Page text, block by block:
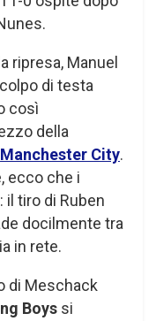
ripresa, Manuel
di testa
così
della
Manchester City.
ecco che i
tiro di Ruben
docilmente tra
in rete.
di Meschack
Boys si